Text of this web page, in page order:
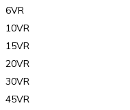
6VR
10VR
15VR
20VR
30VR
45VR